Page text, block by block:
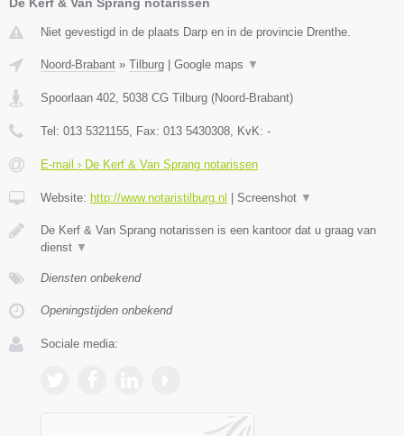
Niet gevestigd in de plaats Darp en in de provincie Drenthe.
Noord-Brabant » Tilburg Google maps ▼
Spoorlaan 402 5038 CG Tilburg (Noord-Brabant)
Tel: 013 5321155 , Fax: 013 5430308 , KvK: -
E-mail › De Kerf & Van Sprang notarissen
Website: http://www.notaristilburg.nl Screenshot ▼
De Kerf & Van Sprang notarissen is een kantoor dat u graag van
dienst ▼
Diensten onbekend
Openingstijden onbekend
Sociale media: